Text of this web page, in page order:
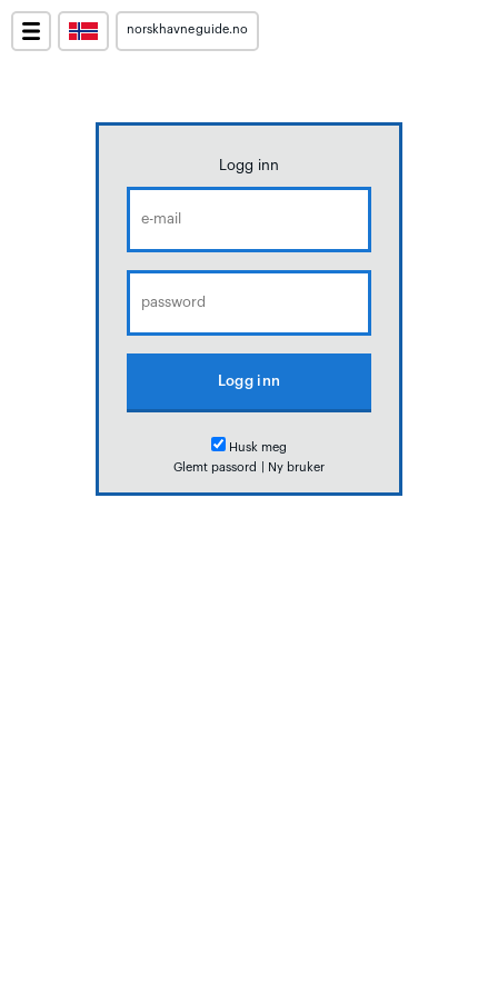
norskhavneguide.no
Logg inn
Husk meg
Glemt passord
Ny bruker